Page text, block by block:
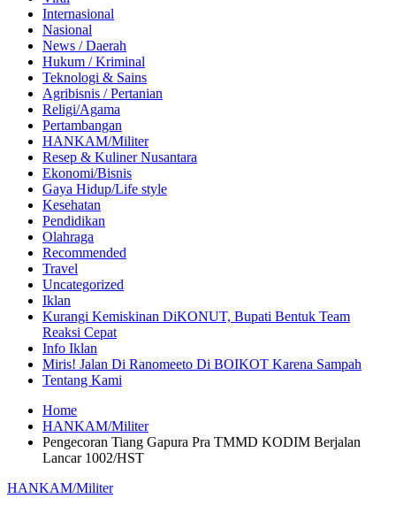
Internasional
Nasional
News / Daerah
Hukum / Kriminal
Teknologi & Sains
Agribisnis / Pertanian
Religi/Agama
Pertambangan
HANKAM/Militer
Resep & Kuliner Nusantara
Ekonomi/Bisnis
Gaya Hidup/Life style
Kesehatan
Pendidikan
Olahraga
Recommended
Travel
Uncategorized
Iklan
Kurangi Kemiskinan DiKONUT, Bupati Bentuk Team
Reaksi Cepat
Info Iklan
Miris! Jalan Di Ranomeeto Di BOIKOT Karena Sampah
Tentang Kami
Home
HANKAM/Militer
Pengecoran Tiang Gapura Pra TMMD KODIM Berjalan
Lancar 1002/HST
HANKAM/Militer